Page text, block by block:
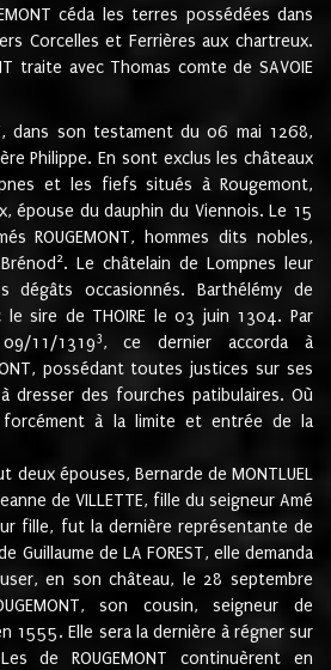
céda les terres possédées dans
Corcelles et Ferrières aux chartreux.
traite avec Thomas comte de SAVOIE
dans son testament du 06 mai 1268,
Philippe. En sont exclus les châteaux
et les fiefs situés à Rougemont,
épouse du dauphin du Viennois. Le 15
ROUGEMONT, hommes dits nobles,
2. Le châtelain de Lompnes leur
dégâts occasionnés. Barthélémy de
le sire de THOIRE le 03 juin 1304. Par
11/13193, ce dernier accorda à
possédant toutes justices sur ses
dresser des fourches patibulaires. Où
forcément à la limite et entrée de la
deux épouses, Bernarde de MONTLUEL
de VILLETTE, fille du seigneur Amé
fille, fut la dernière représentante de
Guillaume de LA FOREST, elle demanda
en son château, le 28 septembre
son cousin, seigneur de
1555. Elle sera la dernière à régner sur
de ROUGEMONT continuèrent en